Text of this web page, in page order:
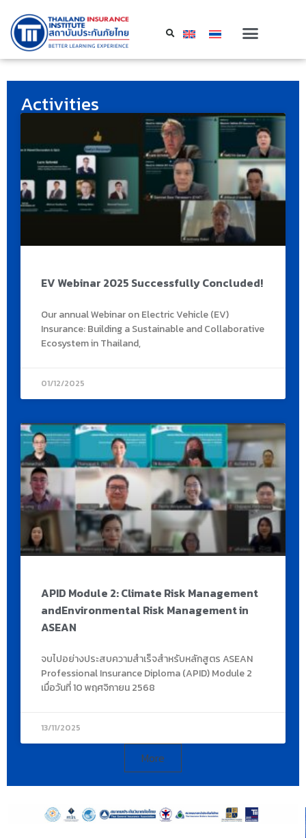
Activities
EV Webinar 2025 Successfully Concluded!
Our annual Webinar on Electric Vehicle (EV)
Insurance: Building a Sustainable and Collaborative
Ecosystem in Thailand,
01/12/2025
APID Module 2: Climate Risk Management
andEnvironmental Risk Management in
ASEAN
จบไปอย่างประสบความสำเร็จสำหรับหลักสูตร ASEAN
Professional Insurance Diploma (APID) Module 2
เมื่อวันที่ 10 พฤศจิกายน 2568
13/11/2025
More